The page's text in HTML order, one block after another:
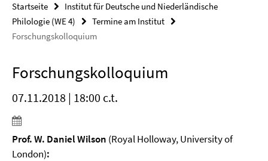
Startseite
Institut für Deutsche und Niederländische
Philologie (WE 4)
Termine am Institut
Forschungskolloquium
Forschungskolloquium
07.11.2018 | 18:00 c.t.
Prof. W. Daniel Wilson (Royal Holloway, University of
London):